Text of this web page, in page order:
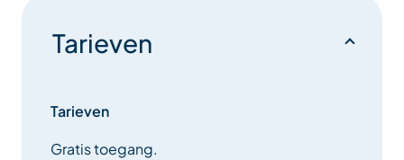
Tarieven
Tarieven
Gratis toegang.